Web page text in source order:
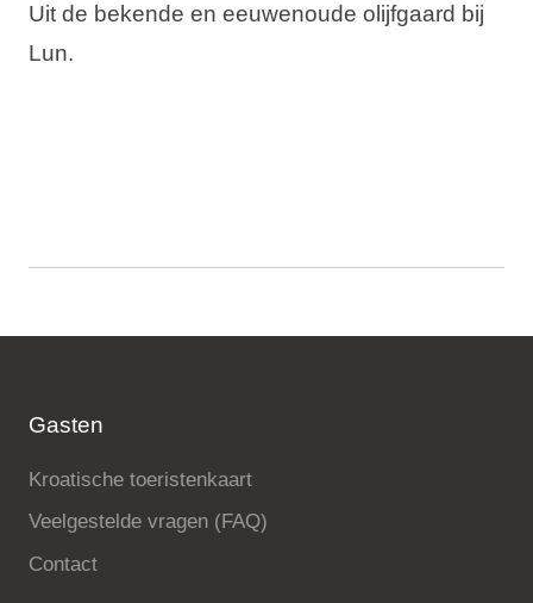
Uit de bekende en eeuwenoude olijfgaard bij
Lun.
Gasten
Kroatische toeristenkaart
Veelgestelde vragen (FAQ)
Contact